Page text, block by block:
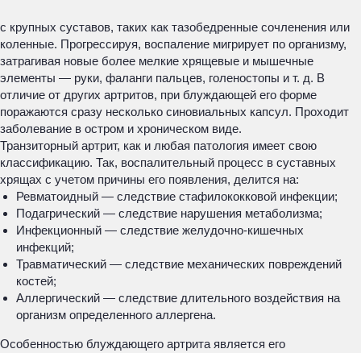
с крупных суставов, таких как тазобедренные сочленения или
коленные. Прогрессируя, воспаление мигрирует по организму,
затрагивая новые более мелкие хрящевые и мышечные
элементы — руки, фаланги пальцев, голеностопы и т. д. В
отличие от других артритов, при блуждающей его форме
поражаются сразу несколько синовиальных капсул. Проходит
заболевание в остром и хроническом виде.
Транзиторный артрит, как и любая патология имеет свою
классификацию. Так, воспалительный процесс в суставных
хрящах с учетом причины его появления, делится на:
Ревматоидный — следствие стафилококковой инфекции;
Подагрический — следствие нарушения метаболизма;
Инфекционный — следствие желудочно-кишечных
инфекций;
Травматический — следствие механических повреждений
костей;
Аллергический — следствие длительного воздействия на
организм определенного аллергена.
Особенностью блуждающего артрита является его